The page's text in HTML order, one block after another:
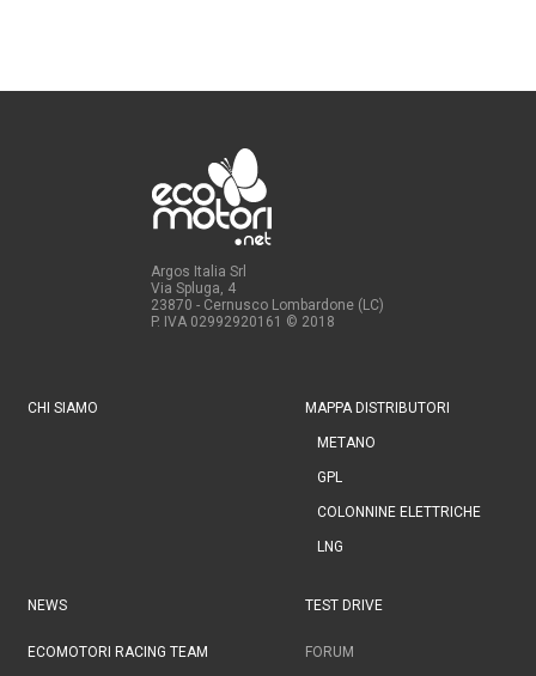
Argos Italia Srl
Via Spluga, 4
23870 - Cernusco Lombardone (LC)
P. IVA 02992920161 © 2018
CHI SIAMO MAPPA DISTRIBUTORI
METANO
GPL
COLONNINE ELETTRICHE
LNG
NEWS TEST DRIVE
ECOMOTORI RACING TEAM FORUM